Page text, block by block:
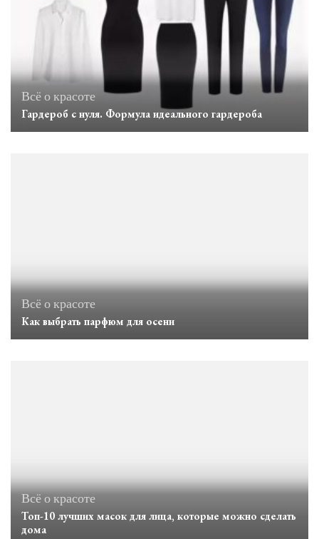
Всё о красоте
Гардероб с нуля. Формула идеального гардероба
Всё о красоте
Как выбрать парфюм для осени
Всё о красоте
Топ-10 лучших масок для лица, которые можно сделать
дома